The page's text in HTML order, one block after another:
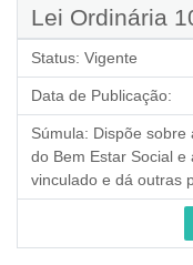
Lei Ordinária
Status: Vigente
Data de Publicação:
Súmula: Dispõe sobre
do Bem Estar Social
vinculado e dá outras